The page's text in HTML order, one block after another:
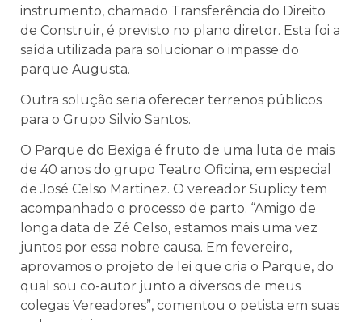
instrumento, chamado Transferência do Direito
de Construir, é previsto no plano diretor. Esta foi a
saída utilizada para solucionar o impasse do
parque Augusta.
Outra solução seria oferecer terrenos públicos
para o Grupo Silvio Santos.
O Parque do Bexiga é fruto de uma luta de mais
de 40 anos do grupo Teatro Oficina, em especial
de José Celso Martinez. O vereador Suplicy tem
acompanhado o processo de parto. “Amigo de
longa data de Zé Celso, estamos mais uma vez
juntos por essa nobre causa. Em fevereiro,
aprovamos o projeto de lei que cria o Parque, do
qual sou co-autor junto a diversos de meus
colegas Vereadores”, comentou o petista em suas